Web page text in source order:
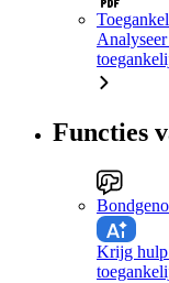
Functies
Krijg hulp